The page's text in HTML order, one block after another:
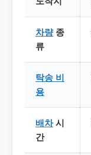
차량종
류
탁송 비
용
배차시
간